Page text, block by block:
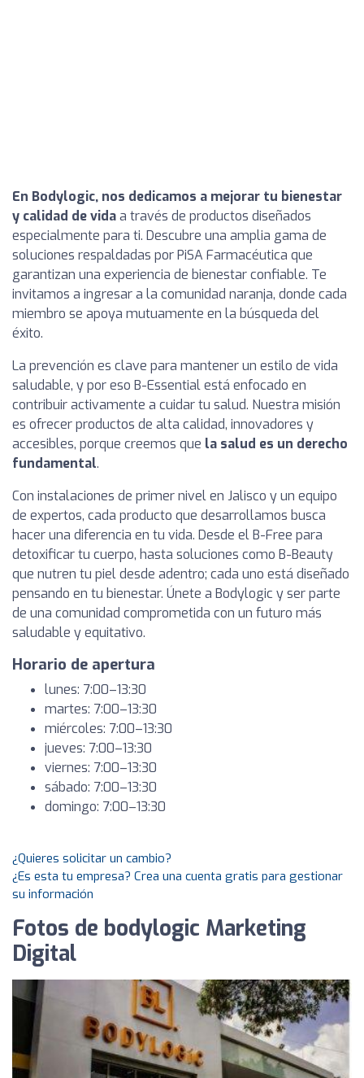
En Bodylogic, nos dedicamos a mejorar tu bienestar
y calidad de vidaa través de productos diseñados
especialmente para ti. Descubre una amplia gama de
soluciones respaldadas por PiSA Farmacéutica que
garantizan una experiencia de bienestar confiable. Te
invitamos a ingresar a la comunidad naranja, donde cada
miembro se apoya mutuamente en la búsqueda del
éxito.
La prevención es clave para mantener un estilo de vida
saludable, y por eso B-Essential está enfocado en
contribuir activamente a cuidar tu salud. Nuestra misión
es ofrecer productos de alta calidad, innovadores y
accesibles, porque creemos que la salud es un derecho
fundamental.
Con instalaciones de primer nivel en Jalisco y un equipo
de expertos, cada producto que desarrollamos busca
hacer una diferencia en tu vida. Desde el B-Free para
detoxificar tu cuerpo, hasta soluciones como B-Beauty
que nutren tu piel desde adentro; cada uno está diseñado
pensando en tu bienestar. Únete a Bodylogic y ser parte
de una comunidad comprometida con un futuro más
saludable y equitativo.
Horario de apertura
lunes: 7:00–13:30
martes: 7:00–13:30
miércoles: 7:00–13:30
jueves: 7:00–13:30
viernes: 7:00–13:30
sábado: 7:00–13:30
domingo: 7:00–13:30
¿Quieres solicitar un cambio?
¿Es esta tu empresa? Crea una cuenta gratis para gestionar
su información
Fotos de bodylogic Marketing
Digital